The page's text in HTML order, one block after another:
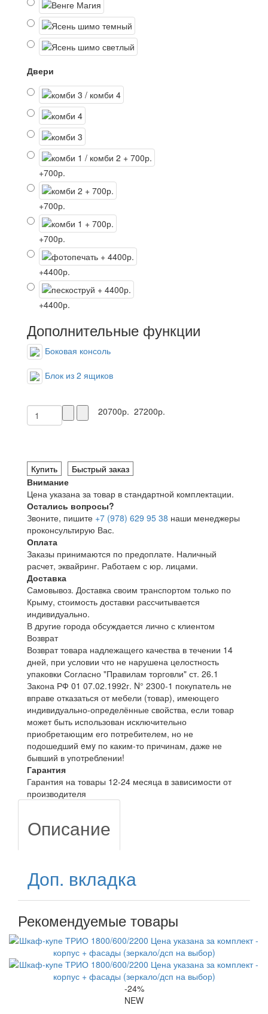
Двери
+700р.
+700р.
+700р.
+4400р.
+4400р.
Дополнительные функции
Боковая консоль
Блок из 2 ящиков
20700р. 27200р.
Купить
Быстрый заказ
Внимание
Цена указана за товар в стандартной комплектации.
Остались вопросы?
Звоните, пишите +7 (978) 629 95 38 наши менеджеры
проконсультирую Вас.
Оплата
Заказы принимаются по предоплате. Наличный
расчет, эквайринг. Работаем с юр. лицами.
Доставка
Самовывоз. Доставка своим транспортом только по
Крыму, стоимость доставки рассчитывается
индивидуально.
В другие города обсуждается лично с клиентом
Возврат
Возврат товара надлежащего качества в течении 14
дней, при условии что не нарушена целостность
упаковки Согласно "Правилам торговли" ст. 26.1
Закона РФ 01 07.02.1992г. N° 2300-1 покупатель не
вправе отказаться от мебели (товар), имеющего
индивидуально-определённые свойства, если товар
может быть использован исключительно
приобретающим его потребителем, но не
подошедший eмy по каким-то причинам, даже не
бывший в употреблении!
Гарантия
Гарантия на товары 12-24 месяца в зависимости от
производителя
Описание
Доп. вкладка
Рекомендуемые товары
-24%
NEW